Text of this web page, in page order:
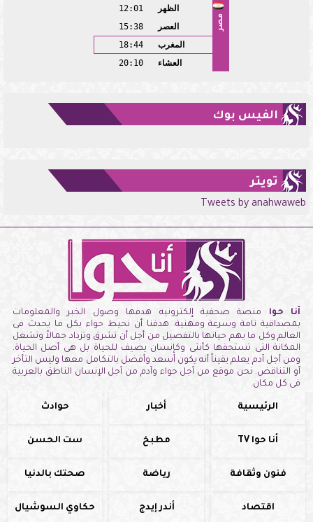
مصر
الظهر
12:01
العصر
15:38
المغرب
18:44
العشاء
20:10
الفيس بوك
تويتر
Tweets by anahwaweb
أنا حوا منصة صحفية إلكترونيه هدفها وصول الخبر والمعلومات
بمصداقية تامة وسرعة ومهنية. هدفنا أن نحيط حواء بكل ما يحدث فى
العالم وكل ما يهم حياتها بالتفصيل من أجل أن تشرق وتزداد جمالاً وتشغل
المكانة التى تستحقها كأنثى وكإنسان يضيف للحياة بل هى أصل الحياة.
ومن أجل آدم يعلم يقيناً أنه يكون أسعد وأفضل بالتكامل معها وليس التأخر
أو التناقض. نحن موقع من أجل حواء وآدم من أجل الإنسان الناطق بالعربية
فى كل مكان.
الرئيسية أخبار حوادث
أنا حوا TV مطبخ ست الحسن
فنون وثقافة رياضة صحتك بالدنيا
اقتصاد أندر إيدج حكاوي السوشيال